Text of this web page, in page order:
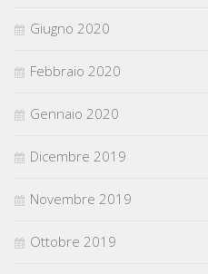
Giugno 2020
Febbraio 2020
Gennaio 2020
Dicembre 2019
Novembre 2019
Ottobre 2019